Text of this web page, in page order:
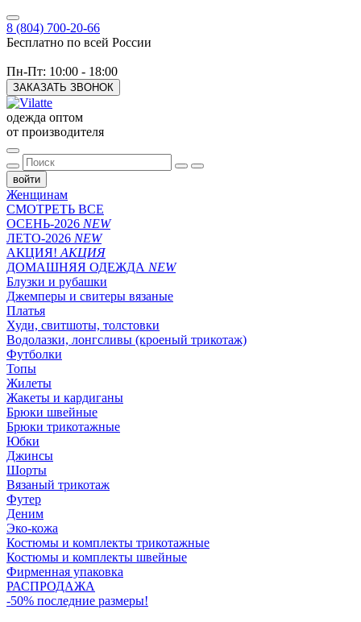
8 (804) 700-20-66
Бесплатно по всей России
Пн-Пт: 10:00 - 18:00
ЗАКАЗАТЬ ЗВОНОК
одежда оптом
от производителя
войти
Женщинам
СМОТРЕТЬ ВСЕ
ОСЕНЬ-2026 NEW
ЛЕТО-2026 NEW
АКЦИЯ! АКЦИЯ
ДОМАШНЯЯ ОДЕЖДА NEW
Блузки и рубашки
Джемперы и свитеры вязаные
Платья
Худи, свитшоты, толстовки
Водолазки, лонгсливы (кроеный трикотаж)
Футболки
Топы
Жилеты
Жакеты и кардиганы
Брюки швейные
Брюки трикотажные
Юбки
Джинсы
Шорты
Вязаный трикотаж
Футер
Деним
Эко-кожа
Костюмы и комплекты трикотажные
Костюмы и комплекты швейные
Фирменная упаковка
РАСПРОДАЖА
-50% последние размеры!